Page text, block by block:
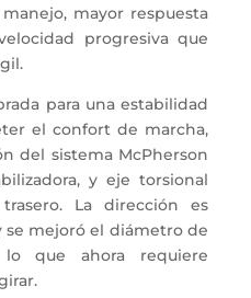
mayor respuesta
progresiva que
para una estabilidad
el confort de marcha,
del sistema McPherson
y eje torsional
La dirección es
mejoró el diámetro de
que ahora requiere